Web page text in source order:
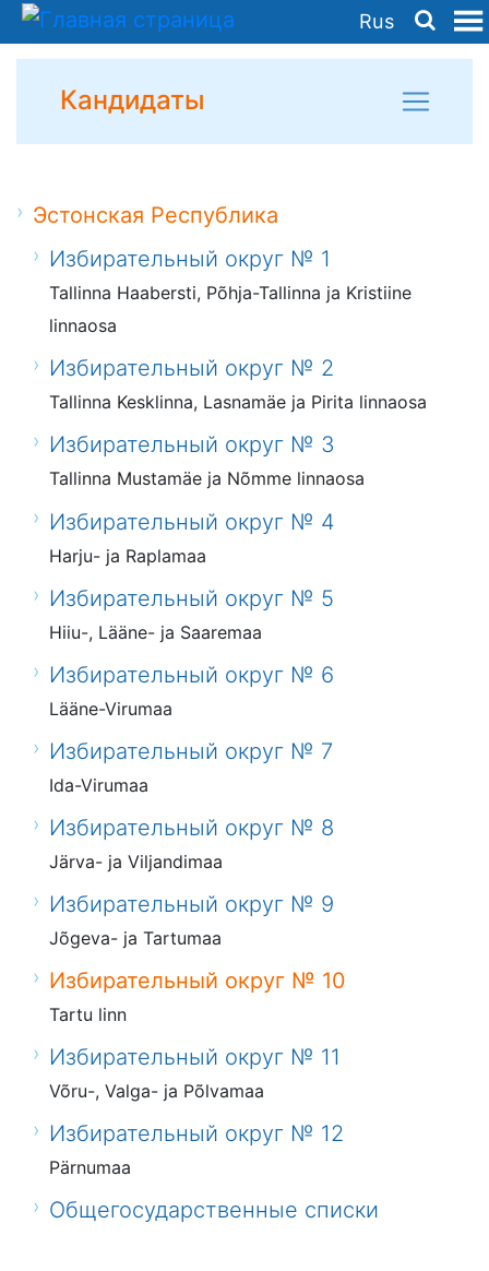
Rus
Кандидаты
Эстонская Республика
Избирательный округ № 1
Tallinna Haabersti, Põhja-Tallinna ja Kristiine
linnaosa
Избирательный округ № 2
Tallinna Kesklinna, Lasnamäe ja Pirita linnaosa
Избирательный округ № 3
Tallinna Mustamäe ja Nõmme linnaosa
Избирательный округ № 4
Harju- ja Raplamaa
Избирательный округ № 5
Hiiu-, Lääne- ja Saaremaa
Избирательный округ № 6
Lääne-Virumaa
Избирательный округ № 7
Ida-Virumaa
Избирательный округ № 8
Järva- ja Viljandimaa
Избирательный округ № 9
Jõgeva- ja Tartumaa
Избирательный округ № 10
Tartu linn
Избирательный округ № 11
Võru-, Valga- ja Põlvamaa
Избирательный округ № 12
Pärnumaa
Общегосударственные списки